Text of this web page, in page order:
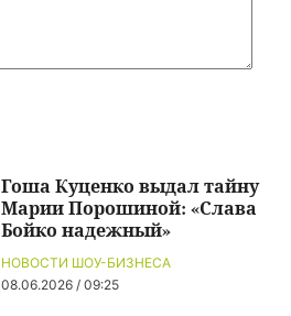
НОВОСТИ ШОУ-БИЗНЕСА
08.06.2026 / 09:25
Гоша Куценко выдал тайну
Марии Порошиной: «Слава
Бойко надежный»